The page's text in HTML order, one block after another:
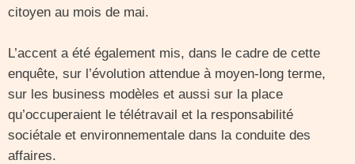
citoyen au mois de mai.
L’accent a été également mis, dans le cadre de cette
enquête, sur l’évolution attendue à moyen-long terme,
sur les business modèles et aussi sur la place
qu’occuperaient le télétravail et la responsabilité
sociétale et environnementale dans la conduite des
affaires.